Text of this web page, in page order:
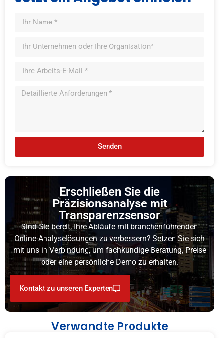
Senden
Erschließen Sie die
Präzisionsanalyse mit
Transparenzsensor
Sind Sie bereit, Ihre Abläufe mit branchenführenden
Online-Analyselösungen zu verbessern? Setzen Sie sich
mit uns in Verbindung, um fachkundige Beratung, Preise
oder eine persönliche Demo zu erhalten.
Kontakt zu unseren Experten
Verwandte Produkte